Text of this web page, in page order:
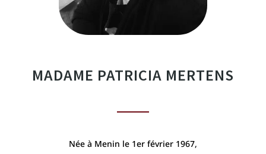
MADAME PATRICIA MERTENS
Née à Menin le 1er février 1967,